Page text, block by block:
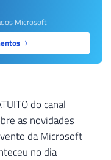
Microsoft
do canal
as novidades
da Microsoft
no dia